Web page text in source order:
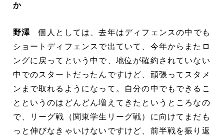
か
野澤個人としては、去年はディフェンスの中でも
ショートディフェンスで出ていて、今年からまたロ
ングに戻ってという中で、地位が確約されていない
中でのスタートだったんですけど、頑張ってスタメ
ンまで取れるようになって。自分の中でもできるこ
とというのはどんどん増えてきたというところなの
で、リーグ戦（関東学生リーグ戦）に向けてまだも
っと伸びなきゃいけないですけど、前半戦を振り返